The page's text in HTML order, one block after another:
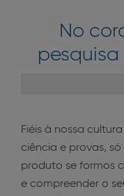
No
Fiéis à nossa
ciência e provas,
produto se formos
e compreender o